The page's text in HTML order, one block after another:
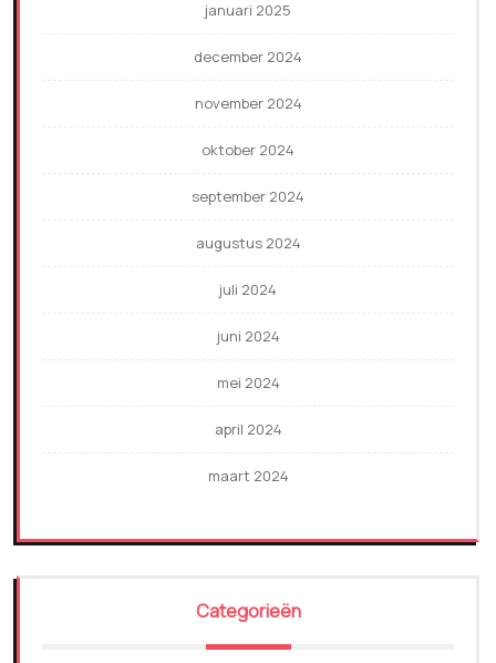
januari 2025
december 2024
november 2024
oktober 2024
september 2024
augustus 2024
juli 2024
juni 2024
mei 2024
april 2024
maart 2024
Categorieën